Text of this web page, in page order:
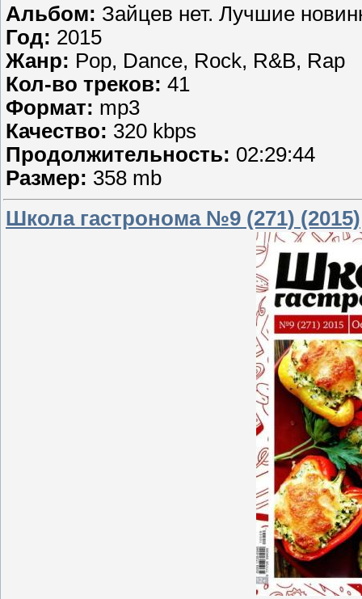
Альбом: Зайцев нет. Лучшие
Год: 2015
Жанр: Pop, Dance, Rock, R&B, Rap
Кол-во треков: 41
Формат: mp3
Качество: 320 kbps
Продолжительность: 02:29:44
Размер: 358 mb
Школа гастронома №9 (271) (2015)